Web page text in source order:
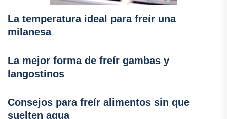
La temperatura ideal para freír una
milanesa
La mejor forma de freír gambas y
langostinos
Consejos para freír alimentos sin que
suelten agua